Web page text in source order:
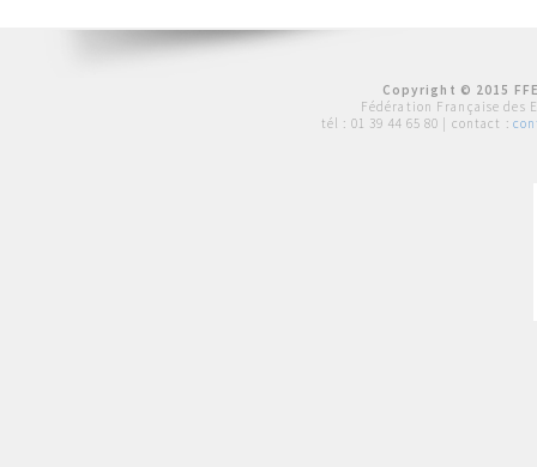
Copyright © 2015
Fédération Française des
tél : 01 39 44 65 80 | contact :